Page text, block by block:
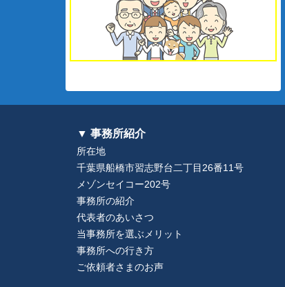
▼ 事務所紹介
所在地
千葉県船橋市習志野台二丁目26番11号
メゾンセイコー202号
事務所の紹介
代表者のあいさつ
当事務所を選ぶメリット
事務所への行き方
ご依頼者さまのお声